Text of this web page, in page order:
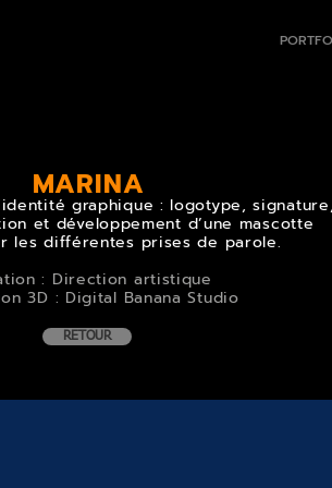
MARINA
graphique : logotype, signature,
et développement d’une mascotte
les différentes prises de parole.
: Direction artistique
3D : Digital Banana Studio
RETOUR